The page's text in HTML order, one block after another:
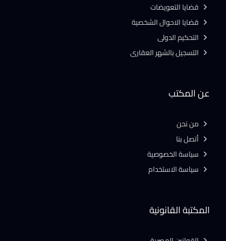
المكتبة القانونية
عن المكتب
من نحن
أتصل بنا
سياسة الخصوصية
سياسة الاستخدام
قضايا التعويضات
قضايا الاحوال الشخصية
التحكيم الدولى
التسجيل بالشهر العقارى